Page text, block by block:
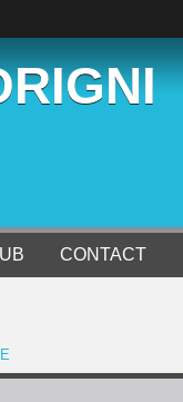
CONTACT